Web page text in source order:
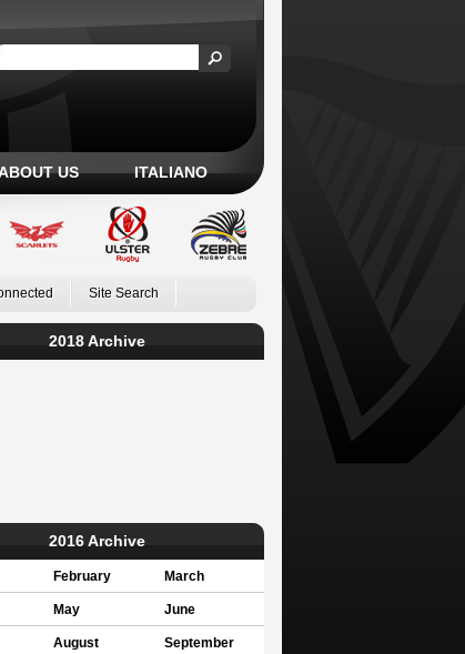
US ITALIANO
Site Search
2018 Archive
2016 Archive
February March
May June
August September